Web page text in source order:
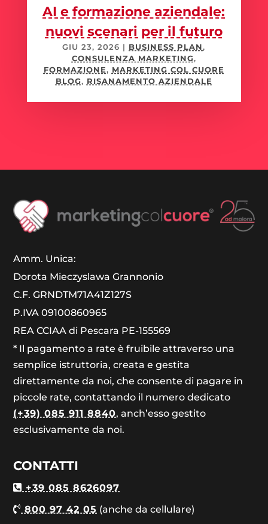
AI e formazione aziendale:
nuovi scenari per il futuro
GIU 23, 2026 | BUSINESS PLAN,
CONSULENZA MARKETING,
FORMAZIONE, MARKETING COL CUORE
BLOG, RISANAMENTO AZIENDALE
Amm. Unica:
Dorota Mieczyslawa Grannonio
C.F. GRNDTM71A41Z127S
P.IVA 09100860965
REA CCIAA di Pescara PE-155569
* Il pagamento a rate è fruibile attraverso una
semplice istruttoria, creata e gestita
direttamente da noi, che consente di pagare in
piccole rate, contattando il numero dedicato
(+39) 085 911 8840, anch’esso gestito
esclusivamente da noi.
CONTATTI
+39 085 8626097
800 97 42 05 (anche da cellulare)